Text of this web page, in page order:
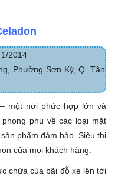
2014
Phường Sơn Kỳ, Q. Tân
một nơi phức hợp lớn và
phú về các loại mặt
phẩm đảm bảo. Siêu thị
của mọi khách hàng.
chứa của bãi đỗ xe lên tới